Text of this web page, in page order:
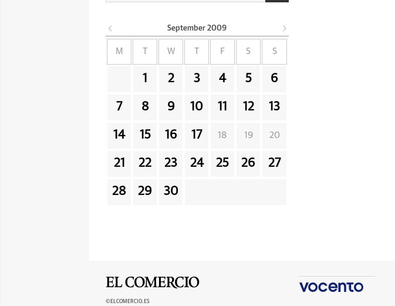
September 2009
M W F S S
1 2 3 4 5 6
7 8 9 10 11 12 13
14 15 16 17 18 19 20
21 22 23 24 25 26 27
28 29 30
©ELCOMERCIO.ES